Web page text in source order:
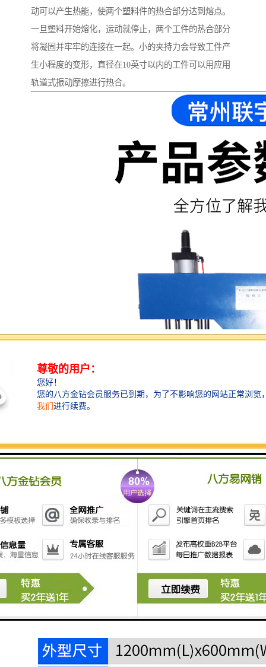
动可以产生热能，使两个塑料件的热合部分达到熔点。
一旦塑料开始熔化，运动就停止，两个工件的热合部分
将凝固并牢牢的连接在一起。小的夹持力会导致工件产
生小程度的变形，直径在10英寸以内的工件可以用应用
轨道式振动摩擦进行热合。